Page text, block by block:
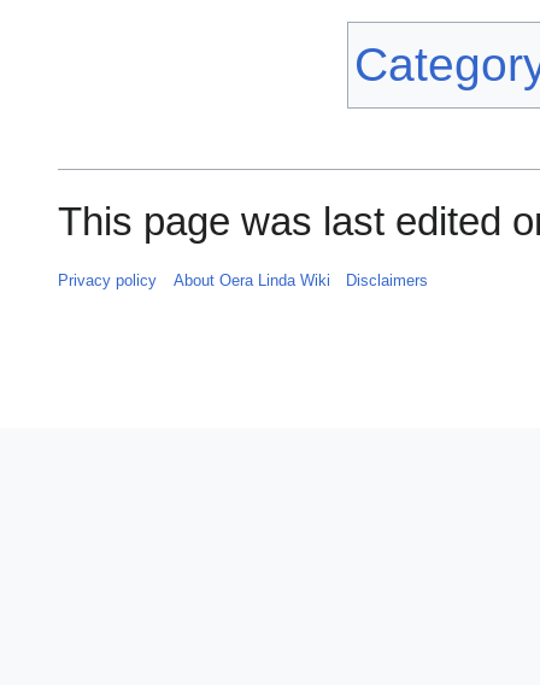
This page was last edited
Privacy policy About Oera Linda Wiki Disclaimers